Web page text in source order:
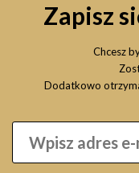
MATRIX Total Results High
Zapisz
Chcesz
Dodatkowo